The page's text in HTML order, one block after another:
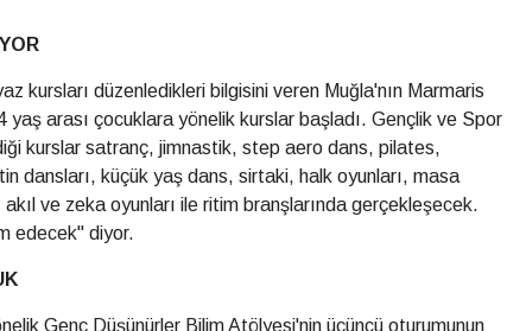
kursları düzenledikleri bilgisini veren Muğla'nın Marmaris
yaş arası çocuklara yönelik kurslar başladı. Gençlik ve Spor
kurslar satranç, jimnastik, step aero dans, pilates,
dansları, küçük yaş dans, sirtaki, halk oyunları, masa
ve zeka oyunları ile ritim branşlarında gerçekleşecek.
edecek" diyor.
Genç Düşünürler Bilim Atölyesi'nin üçüncü oturumunun